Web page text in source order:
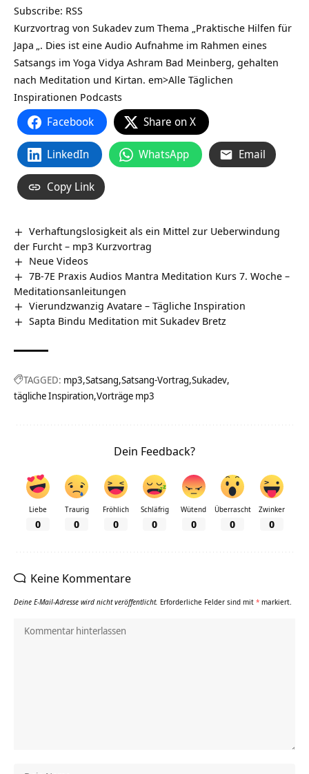
Subscribe: RSS
Kurzvortrag von Sukadev zum Thema „Praktische Hilfen für
Japa „. Dies ist eine Audio Aufnahme im Rahmen eines
Satsangs im Yoga Vidya Ashram Bad Meinberg, gehalten
nach Meditation und Kirtan. em>Alle Täglichen
Inspirationen Podcasts
Facebook Share on X
LinkedIn WhatsApp Email
Copy Link
Verhaftungslosigkeit als ein Mittel zur Ueberwindung
der Furcht – mp3 Kurzvortrag
Neue Videos
7B-7E Praxis Audios Mantra Meditation Kurs 7. Woche –
Meditationsanleitungen
Vierundzwanzig Avatare – Tägliche Inspiration
Sapta Bindu Meditation mit Sukadev Bretz
TAGGED: mp3 Satsang Satsang-Vortrag Sukadev
tägliche Inspiration Vorträge mp3
Dein Feedback?
Liebe
0
Traurig
0
Fröhlich
0
Schläfrig
0
Wütend
0
Überrascht
0
Zwinker
0
Keine Kommentare
Deine E-Mail-Adresse wird nicht veröffentlicht. Erforderliche Felder sind mit * markiert.